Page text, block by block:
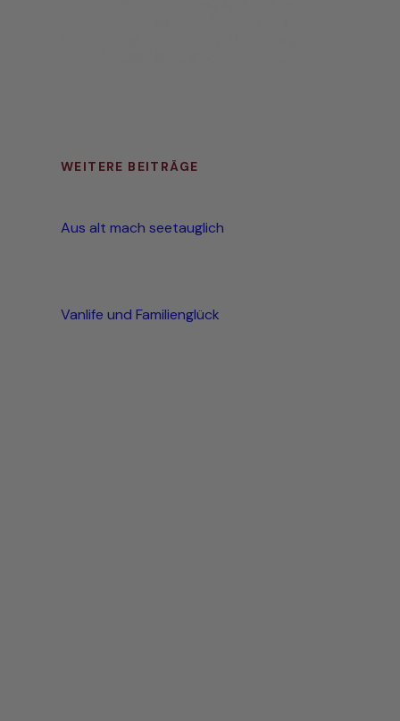
WEITERE BEITRÄGE
Aus alt mach seetauglich
Vanlife und Familienglück